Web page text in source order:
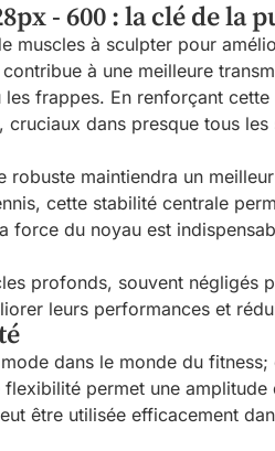
- 600 : la clé de la
muscles à sculpter pour
à une meilleure
frappes. En renforçant
dans presque tous les
maintiendra un
cette stabilité centrale
du noyau est
profonds, souvent négligés
leurs performances et
dans le monde du
permet une
être utilisée efficacement